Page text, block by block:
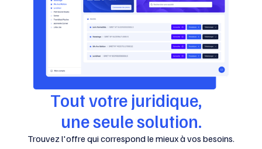
Tout votre juridique,
une seule solution.
Trouvez l'offre qui correspond le mieux à vos besoins.